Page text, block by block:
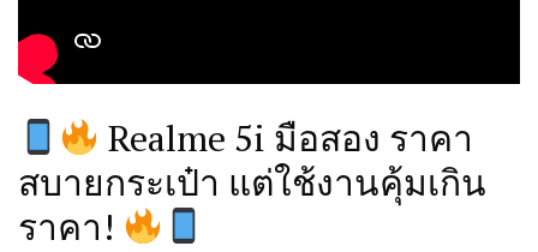
Realme 5i มือสอง ราคา
สบายกระเป๋า แต่ใช้งานคุ้มเกิน
ราคา!